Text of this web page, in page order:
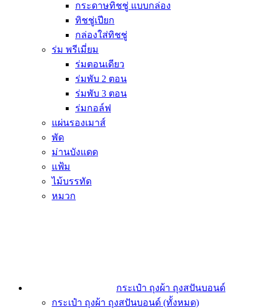
กระดาษทิชชู่ แบบกล่อง
ทิชชู่เปียก
กล่องใส่ทิชชู่
ร่ม พรีเมี่ยม
ร่มตอนเดียว
ร่มพับ 2 ตอน
ร่มพับ 3 ตอน
ร่มกอล์ฟ
แผ่นรองเมาส์
พัด
ม่านบังแดด
แฟ้ม
ไม้บรรทัด
หมวก
กระเป๋า ถุงผ้า ถุงสปันบอนด์
กระเป๋า ถุงผ้า ถุงสปันบอนด์ (ทั้งหมด)